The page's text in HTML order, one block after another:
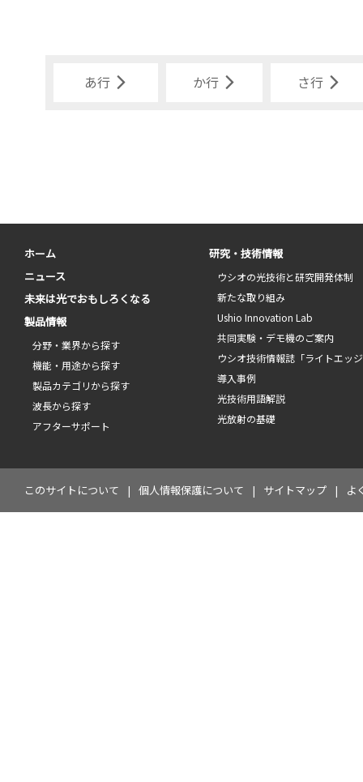
あ行 か行 さ行
ホーム
ニュース
未来は光でおもしろくなる
製品情報
分野・業界から探す
機能・用途から探す
製品カテゴリから探す
波長から探す
アフターサポート
研究・技術情報
ウシオの光技術と研究開発体制
新たな取り組み
Ushio Innovation Lab
共同実験・デモ機のご案内
ウシオ技術情報誌「ライトエッ
導入事例
光技術用語解説
光放射の基礎
このサイトについて 個人情報保護について サイトマップ よ